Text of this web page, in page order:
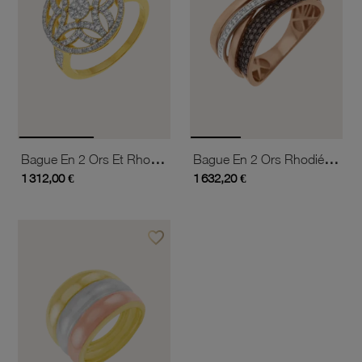
Bague En 2 Ors Et Rhodié, Diamants
1 312,00 €
Bague En 2 Ors Rhodié, Diamants Bruns Et Blancs
1 632,20 €
favorite_borderAjouter à vos favoris